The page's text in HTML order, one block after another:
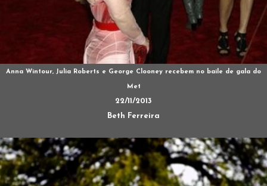
Anna Wintour, Julia Roberts e George Clooney recebem no baile de gala do
Met
22/11/2013
Beth Ferreira